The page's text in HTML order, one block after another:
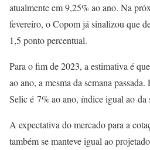
atualmente em 9,25% ao ano. Na
fevereiro, o Copom já sinalizou que
1,5 ponto percentual.
Para o fim de 2023, a estimativa é
ao ano, a mesma da semana
Selic é 7% ao ano, índice igual ao da
A expectativa do mercado para a
também se manteve igual ao